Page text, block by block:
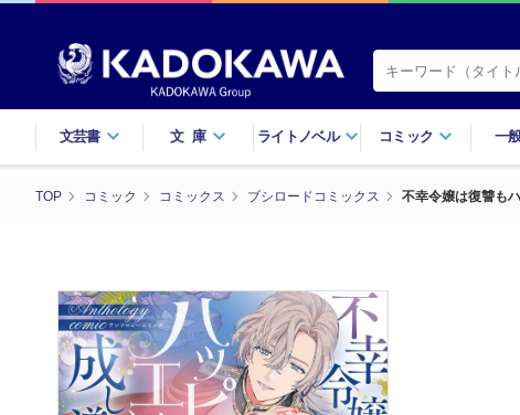
文芸書 文庫 ライトノベル コミック 一
TOP コミック コミックス ブシロードコミックス 不幸令嬢は復讐も